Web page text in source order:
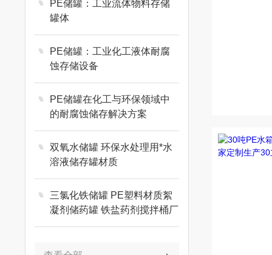
PE储罐：工业流体物料存储
罐体
PE储罐：工业化工液体耐腐
蚀存储设备
PE储罐在化工与环保领域中
的耐腐蚀储存解决方案
双氧水储罐 环保水处理用*水
溶液储存罐材质
三氯化铁储罐 PE塑料材质絮
凝剂储药罐 铁盐药剂搅拌桶厂
家